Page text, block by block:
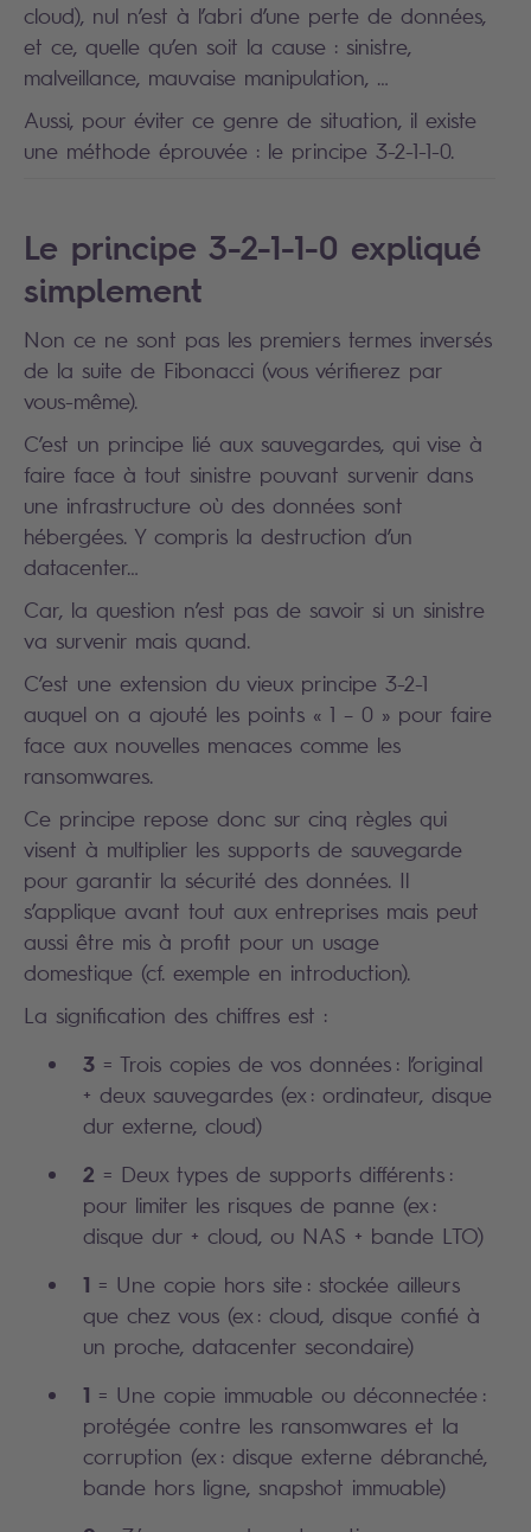
cloud), nul n’est à l’abri d’une perte de données,
et ce, quelle qu’en soit la cause : sinistre,
malveillance, mauvaise manipulation, …
Aussi, pour éviter ce genre de situation, il existe
une méthode éprouvée : le principe 3-2-1-1-0.
Le principe 3-2-1-1-0 expliqué
simplement
Non ce ne sont pas les premiers termes inversés
de la suite de Fibonacci (vous vérifierez par
vous-même).
C’est un principe lié aux sauvegardes, qui vise à
faire face à tout sinistre pouvant survenir dans
une infrastructure où des données sont
hébergées. Y compris la destruction d’un
datacenter…
Car, la question n’est pas de savoir si un sinistre
va survenir mais quand.
C’est une extension du vieux principe 3-2-1
auquel on a ajouté les points « 1 – 0 » pour faire
face aux nouvelles menaces comme les
ransomwares.
Ce principe repose donc sur cinq règles qui
visent à multiplier les supports de sauvegarde
pour garantir la sécurité des données. Il
s’applique avant tout aux entreprises mais peut
aussi être mis à profit pour un usage
domestique (cf. exemple en introduction).
La signification des chiffres est :
3 = Trois copies de vos données : l’original
+ deux sauvegardes (ex : ordinateur, disque
dur externe, cloud)
2 = Deux types de supports différents :
pour limiter les risques de panne (ex :
disque dur + cloud, ou NAS + bande LTO)
1 = Une copie hors site : stockée ailleurs
que chez vous (ex : cloud, disque confié à
un proche, datacenter secondaire)
1 = Une copie immuable ou déconnectée :
protégée contre les ransomwares et la
corruption (ex : disque externe débranché,
bande hors ligne, snapshot immuable)